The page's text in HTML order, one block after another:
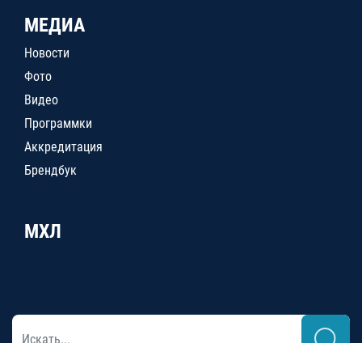
МЕДИА
Новости
Фото
Видео
Программки
Аккредитация
Брендбук
МХЛ